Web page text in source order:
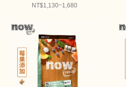
NT$1,130~1,680